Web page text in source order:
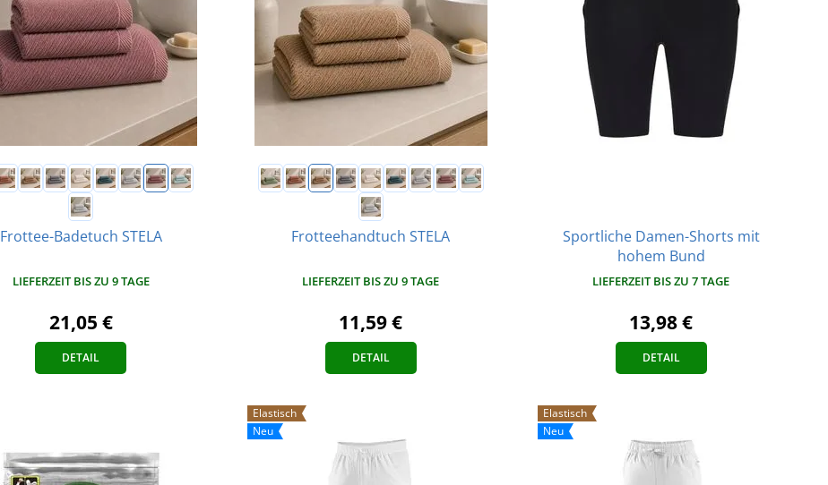
Frottee-Badetuch STELA
LIEFERZEIT BIS ZU 9 TAGE
21,05 €
DETAIL
Frotteehandtuch STELA
LIEFERZEIT BIS ZU 9 TAGE
11,59 €
DETAIL
Sportliche Damen-Shorts mit
hohem Bund
LIEFERZEIT BIS ZU 7 TAGE
13,98 €
DETAIL
Elastisch
Neu
Elastisch
Neu